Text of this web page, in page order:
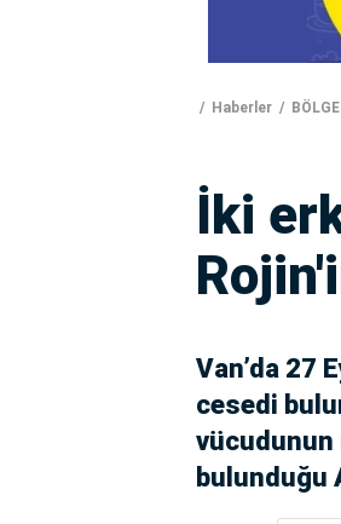
Haberler
İki
Van’da 27
cesedi
vücudunun
bulunduğu